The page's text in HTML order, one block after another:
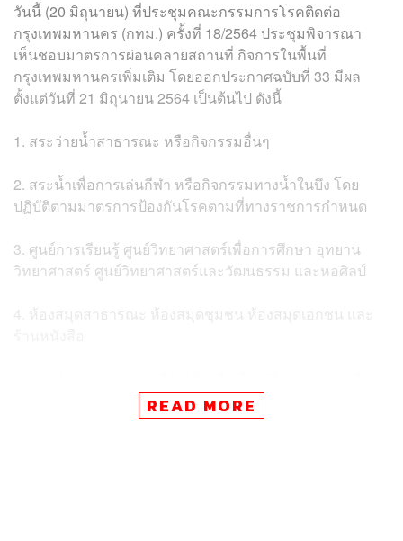
วันนี้ (20 มิถุนายน) ที่ประชุมคณะกรรมการโรคติดต่อ
กรุงเทพมหานคร (กทม.) ครั้งที่ 18/2564 ประชุมพิจารณา
เห็นชอบมาตรการผ่อนคลายสถานที่ กิจการในพื้นที่
กรุงเทพมหานครเพิ่มเติม โดยออกประกาศฉบับที่ 33 มีผล
ตั้งแต่วันที่ 21 มิถุนายน 2564 เป็นต้นไป ดังนี้
1. สระว่ายน้ำสาธารณะ หรือกิจกรรมอื่นๆ
2. สระน้ำเพื่อการเล่นกีฬา หรือกิจกรรมทางน้ำในบึง โดย
ปฏิบัติตามมาตรการป้องกันโรคตามที่ทางราชการกำหนด
3. ศูนย์การเรียนรู้ ศูนย์วิทยาศาสตร์เพื่อการศึกษา อุทยาน
วิทยาศาสตร์ ศูนย์วิทยาศาสตร์และวัฒนธรรม และหอศิลป์
4. ห้องสมุดสาธารณะ ห้องสมุดชุมชน ห้องสมุดเอกชน และ
เครื่องดื่มในร้านได้ไม่เกินเวลา 23.00 น. แต่ห้ามการบริโภค
สุราหรือเครื่องดื่มที่มีแอลกอฮอล์ในร้าน โดยจำกัดจำนวนผู้
READ MORE